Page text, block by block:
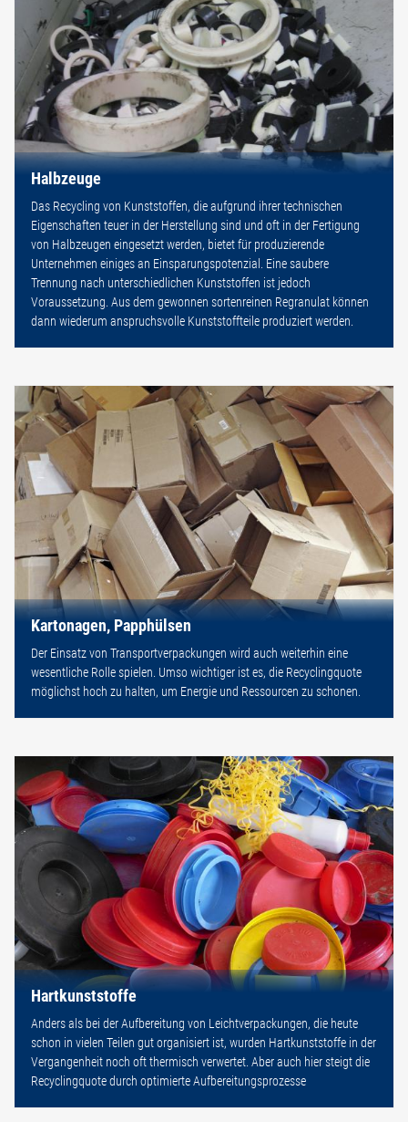
Halbzeuge
Das Recycling von Kunststoffen, die aufgrund ihrer technischen
Eigenschaften teuer in der Herstellung sind und oft in der Fertigung
von Halbzeugen eingesetzt werden, bietet für produzierende
Unternehmen einiges an Einsparungspotenzial. Eine saubere
Trennung nach unterschiedlichen Kunststoffen ist jedoch
Voraussetzung. Aus dem gewonnen sortenreinen Regranulat können
dann wiederum anspruchsvolle Kunststoffteile produziert werden.
Kartonagen, Papphülsen
Der Einsatz von Transportverpackungen wird auch weiterhin eine
wesentliche Rolle spielen. Umso wichtiger ist es, die Recyclingquote
möglichst hoch zu halten, um Energie und Ressourcen zu schonen.
Hartkunststoffe
Anders als bei der Aufbereitung von Leichtverpackungen, die heute
schon in vielen Teilen gut organisiert ist, wurden Hartkunststoffe in der
Vergangenheit noch oft thermisch verwertet. Aber auch hier steigt die
Recyclingquote durch optimierte Aufbereitungsprozesse